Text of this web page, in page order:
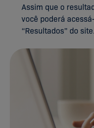
Assim que o
você poderá
“Resultados” do site.